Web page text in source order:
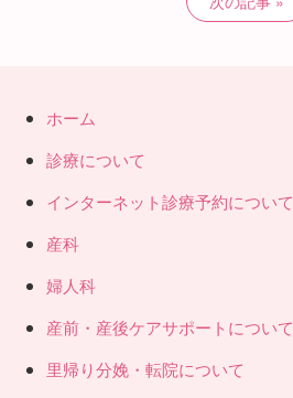
ホーム
診療について
インターネット診療予約について
産科
婦人科
産前・産後ケアサポートについて
里帰り分娩・転院について